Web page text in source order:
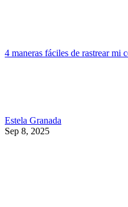
4 maneras fáciles de rastrear mi
Estela Granada
Sep 8, 2025